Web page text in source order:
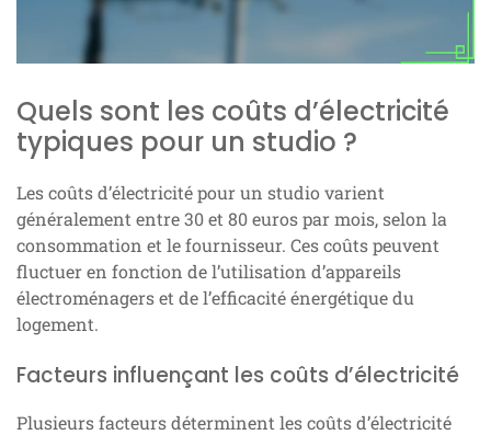
Quels sont les coûts d’électricité
typiques pour un studio ?
Les coûts d’électricité pour un studio varient
généralement entre 30 et 80 euros par mois, selon la
consommation et le fournisseur. Ces coûts peuvent
fluctuer en fonction de l’utilisation d’appareils
électroménagers et de l’efficacité énergétique du
logement.
Facteurs influençant les coûts d’électricité
Plusieurs facteurs déterminent les coûts d’électricité